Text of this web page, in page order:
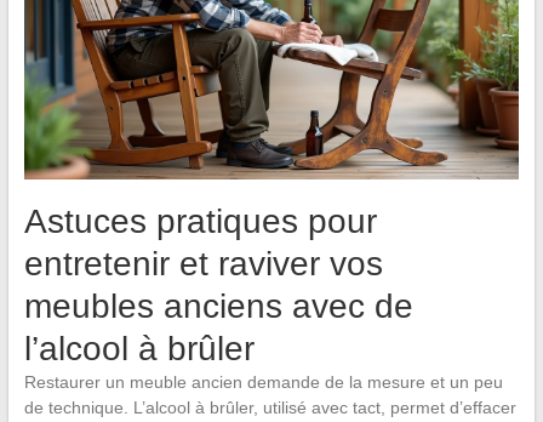
Astuces pratiques pour
entretenir et raviver vos
meubles anciens avec de
l’alcool à brûler
Restaurer un meuble ancien demande de la mesure et un peu
de technique. L’alcool à brûler, utilisé avec tact, permet d’effacer